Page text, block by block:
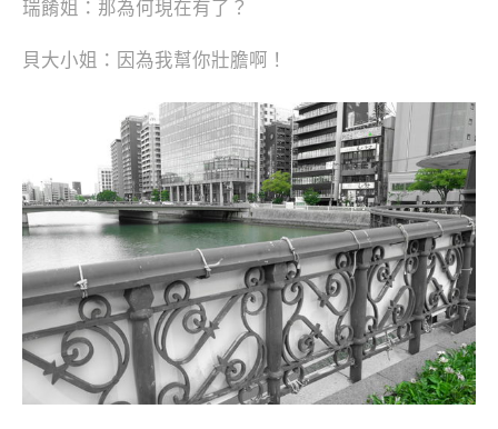
瑞餚姐：那為何現在有了？
貝大小姐：因為我幫你壯膽啊！